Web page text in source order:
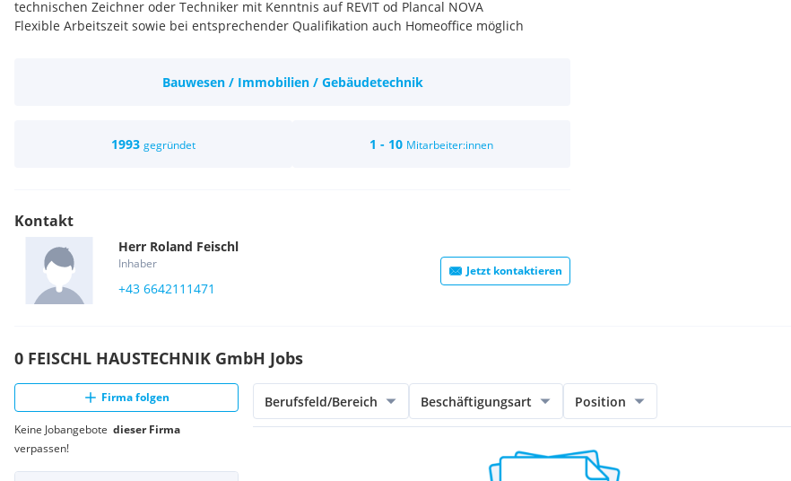
technischen Zeichner oder Techniker mit Kenntnis auf REVIT od Plancal NOVA
Flexible Arbeitszeit sowie bei entsprechender Qualifikation auch Homeoffice möglich
Bauwesen / Immobilien / Gebäudetechnik
1993 gegründet 1 - 10 Mitarbeiter:innen
Kontakt
Herr Roland Feischl
Inhaber
+43 6642111471
Jetzt kontaktieren
0 FEISCHL HAUSTECHNIK GmbH Jobs
Firma folgen
Keine Jobangebote dieser Firma
verpassen!
Berufsfeld/Bereich Beschäftigungsart Position